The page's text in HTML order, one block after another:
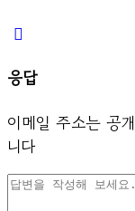
응답
이메일 주소는 공
니다